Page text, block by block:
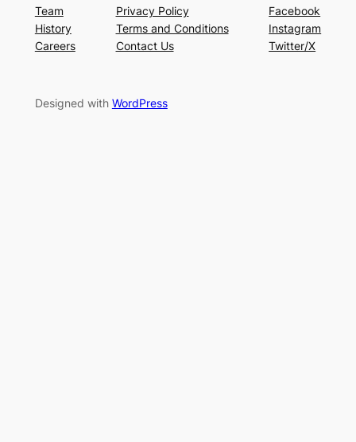
Team
History
Careers
Privacy Policy
Terms and Conditions
Contact Us
Facebook
Instagram
Twitter/X
Designed with WordPress